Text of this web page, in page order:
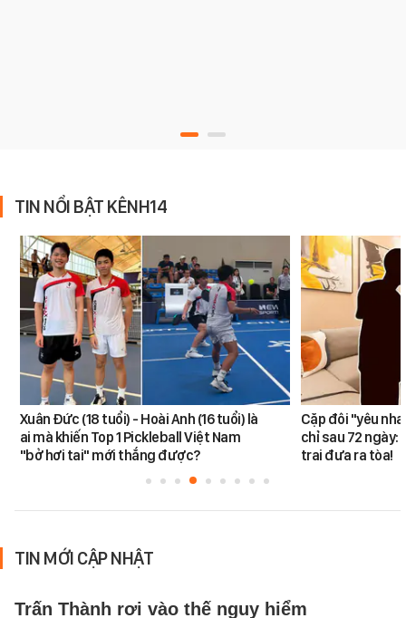
TIN NỔI BẬT KÊNH14
Xuân Đức (18 tuổi) - Hoài Anh (16 tuổi) là
ai mà khiến Top 1 Pickleball Việt Nam
"bở hơi tai" mới thắng được?
Cặp đôi "yêu
chỉ sau 72 ngày:
trai đưa ra tòa!
TIN MỚI CẬP NHẬT
Trấn Thành rơi vào thế nguy hiểm